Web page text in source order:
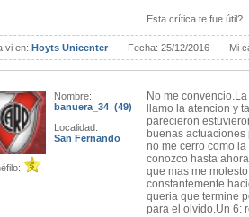
Esta crítica te fue útil?
vi en:Hoyts Unicenter Fecha:25/12/2016 Mi
Nombre:
banuera_34 (49)
Localidad:
San Fernando
No me
llamo la atencion y
parecieron
buenas actuaciones
no me cerro como
conozco hasta
que mas me
constantemente
queria que termine
para el olvido.Un 6: